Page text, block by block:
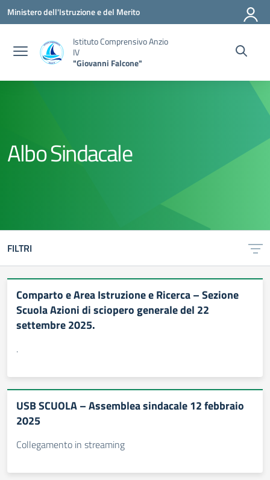
Vai ai contenuti
Vai al menu di navigazione
Vai al footer
Ministero dell'Istruzione e del Merito
Istituto Comprensivo Anzio
IV
"Giovanni Falcone"
Albo Sindacale
FILTRI
Comparto e Area Istruzione e Ricerca – Sezione
Scuola Azioni di sciopero generale del 22
settembre 2025.
.
USB SCUOLA – Assemblea sindacale 12 febbraio
2025
Collegamento in streaming